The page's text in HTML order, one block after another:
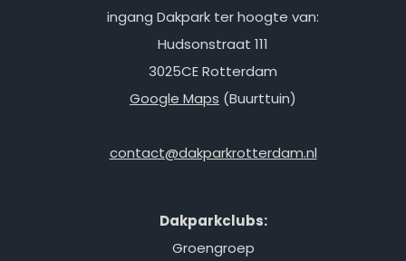
ingang Dakpark ter hoogte van:
Hudsonstraat 111
3025CE Rotterdam
Google Maps (Buurttuin)
contact@dakparkrotterdam.nl
Dakparkclubs:
Groengroep